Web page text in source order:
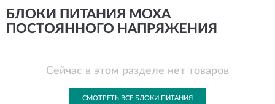
БЛОКИ ПИТАНИЯ MOXA
ПОСТОЯННОГО НАПРЯЖЕНИЯ
Сейчас в этом разделе нет товаров
СМОТРЕТЬ ВСЕ БЛОКИ ПИТАНИЯ